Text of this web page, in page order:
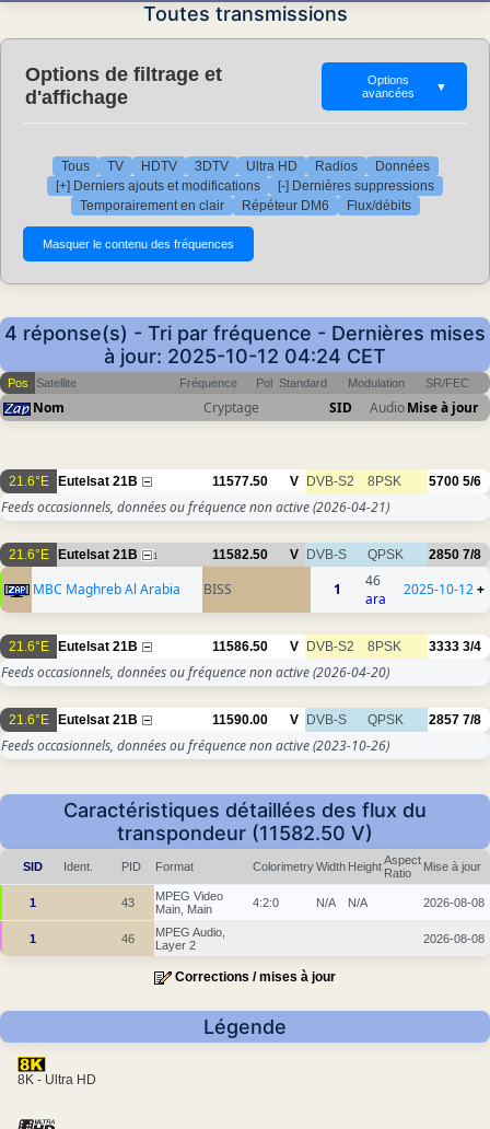
Toutes transmissions
Options de filtrage et
d'affichage
Options
avancées
▼
Tous TV HDTV 3DTV Ultra HD Radios
Données
[+] Derniers ajouts et modifications
[-] Dernières suppressions
Temporairement en clair
Répéteur DM6 Flux/débits
4 réponse(s) - Tri par fréquence - Dernières mises
à jour: 2025-10-12 04:24 CET
Pos Satellite Fréquence Pol Standard Modulation SR/FEC
Nom Cryptage SID AudioMise à jour
21.6°E Eutelsat 21B 11577.50 V DVB-S2 8PSK 5700 5/6
Feeds occasionnels, données ou fréquence non active(2026-04-21)
21.6°E Eutelsat 21B 1 11582.50 V DVB-S QPSK 2850 7/8
MBC Maghreb Al Arabia BISS 1
46
ara
2025-10-12+
21.6°E Eutelsat 21B 11586.50 V DVB-S2 8PSK 3333 3/4
Feeds occasionnels, données ou fréquence non active(2026-04-20)
21.6°E Eutelsat 21B 11590.00 V DVB-S QPSK 2857 7/8
Feeds occasionnels, données ou fréquence non active(2023-10-26)
Caractéristiques détaillées des flux du
transpondeur (11582.50 V)
SID Ident. PID Format ColorimetryWidth HeightAspect
Ratio
Mise à jour
1 43
MPEG Video
Main, Main
4:2:0 N/A N/A 2026-08-08
1 46
MPEG Audio,
Layer 2
2026-08-08
Corrections / mises à jour
Légende
8K - Ultra HD